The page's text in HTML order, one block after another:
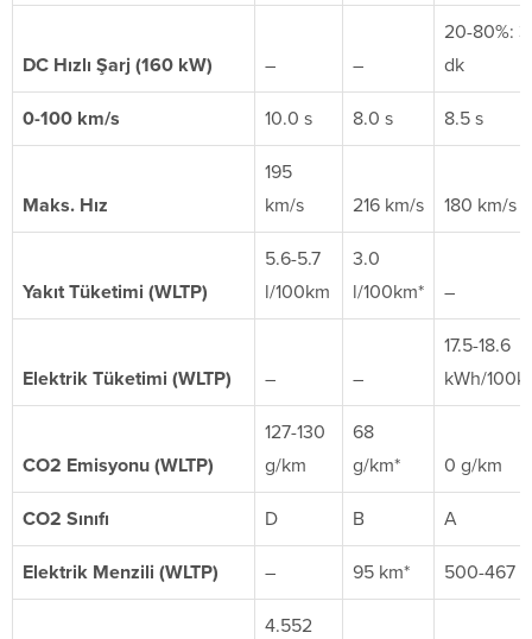
DC Hızlı Şarj (160 kW) – –
20-80%:
dk
0-100 km/s 10.0 s 8.0 s 8.5 s
Maks. Hız
195
km/s
216 km/s 180 km/s
Yakıt Tüketimi (WLTP)
5.6-5.7
l/100km
3.0
l/100km*
–
Elektrik Tüketimi (WLTP) – –
17.5-18.6
kWh/
CO2 Emisyonu (WLTP)
127-130
g/km
68
g/km*
0 g/km
CO2 Sınıfı D B A
Elektrik Menzili (WLTP) – 95 km* 500-467
4.552